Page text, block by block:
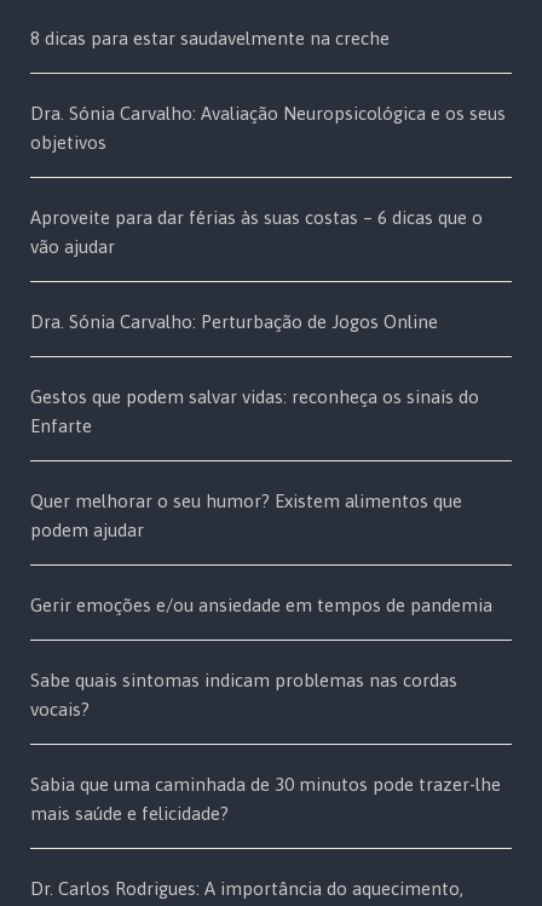
8 dicas para estar saudavelmente na creche
Dra. Sónia Carvalho: Avaliação Neuropsicológica e os seus
objetivos
Aproveite para dar férias às suas costas – 6 dicas que o
vão ajudar
Dra. Sónia Carvalho: Perturbação de Jogos Online
Gestos que podem salvar vidas: reconheça os sinais do
Enfarte
Quer melhorar o seu humor? Existem alimentos que
podem ajudar
Gerir emoções e/ou ansiedade em tempos de pandemia
Sabe quais sintomas indicam problemas nas cordas
vocais?
Sabia que uma caminhada de 30 minutos pode trazer-lhe
mais saúde e felicidade?
Dr. Carlos Rodrigues: A importância do aquecimento,